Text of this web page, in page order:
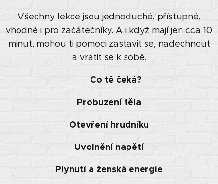
Všechny lekce jsou jednoduché, přístupné,
vhodné i pro začátečníky. A i když mají jen cca 10
minut, mohou ti pomoci zastavit se, nadechnout
a vrátit se k sobě.
Co tě čeká?
Probuzení těla
Otevření hrudníku
Uvolnění napětí
Plynutí a ženská energie